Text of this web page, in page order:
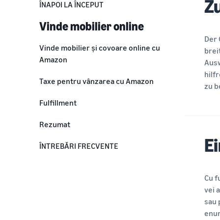
ÎNAPOI LA ÎNCEPUT
Vinde mobilier online
Vinde mobilier și covoare online cu
Amazon
Taxe pentru vânzarea cu Amazon
Fulfillment
Rezumat
ÎNTREBĂRI FRECVENTE
Der
zu
Cu
vei
sau